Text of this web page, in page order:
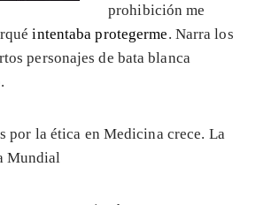
prohibición me
intentaba protegerme. Narra los
personajes de bata blanca
por la ética en Medicina crece. La
Mundial